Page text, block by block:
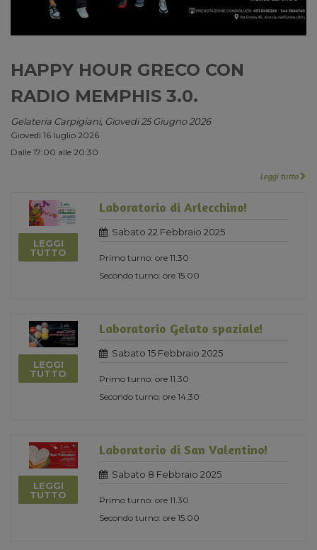
HAPPY HOUR GRECO CON
RADIO MEMPHIS 3.0.
Gelateria Carpigiani, Giovedi 25 Giugno 2026
Giovedì 16 luglio 2026
Dalle 17:00 alle 20:30
Leggi tutto
LEGGI
TUTTO
Laboratorio di Arlecchino!
Sabato 22 Febbraio 2025
Primo turno: ore 11.30
Secondo turno: ore 15.00
LEGGI
TUTTO
Laboratorio Gelato spaziale!
Sabato 15 Febbraio 2025
Primo turno: ore 11.30
Secondo turno: ore 14.30
LEGGI
TUTTO
Laboratorio di San Valentino!
Sabato 8 Febbraio 2025
Primo turno: ore 11.30
Secondo turno: ore 15.00